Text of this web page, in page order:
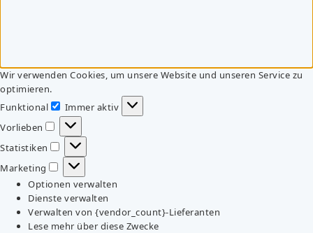
Wir verwenden Cookies, um unsere Website und unseren Service zu
optimieren.
Funktional
Funktional
Immer aktiv
Vorlieben
Vorlieben
Statistiken
Statistiken
Marketing
Marketing
Optionen verwalten
Dienste verwalten
Verwalten von {vendor_count}-Lieferanten
Lese mehr über diese Zwecke